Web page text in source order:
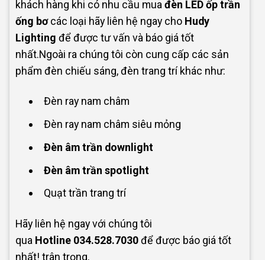
khách hàng khi có nhu cầu mua đèn LED ốp trần
ống bơcác loại hãy liên hệ ngay cho Hudy
Lighting để được tư vấn và báo giá tốt
nhất.Ngoài ra chúng tôi còn cung cấp các sản
phẩm đèn chiếu sáng, đèn trang trí khác như:
Đèn ray nam châm
Đèn ray nam châm siêu mỏng
Đèn âm trần downlight
Đèn âm trần spotlight
Quạt trần trang trí
Hãy liên hệ ngay với chúng tôi
qua Hotline 034.528.7030để được báo giá tốt
nhất! trân trọng.